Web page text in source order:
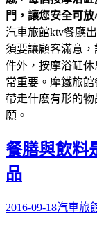
門，讓您安全可放
汽車旅館ktv餐廳
須要讓顧客滿意
件外，按摩浴缸
常重要。摩鐵旅
帶走什麽有形的
願。
餐膳與飲料
品
2016-09-18汽車旅